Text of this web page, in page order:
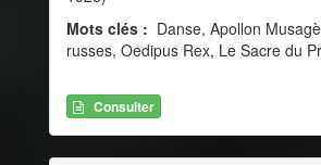
Mots clés : Danse, Apollon
russes, Oedipus Rex, Le Sacre du
Consulter